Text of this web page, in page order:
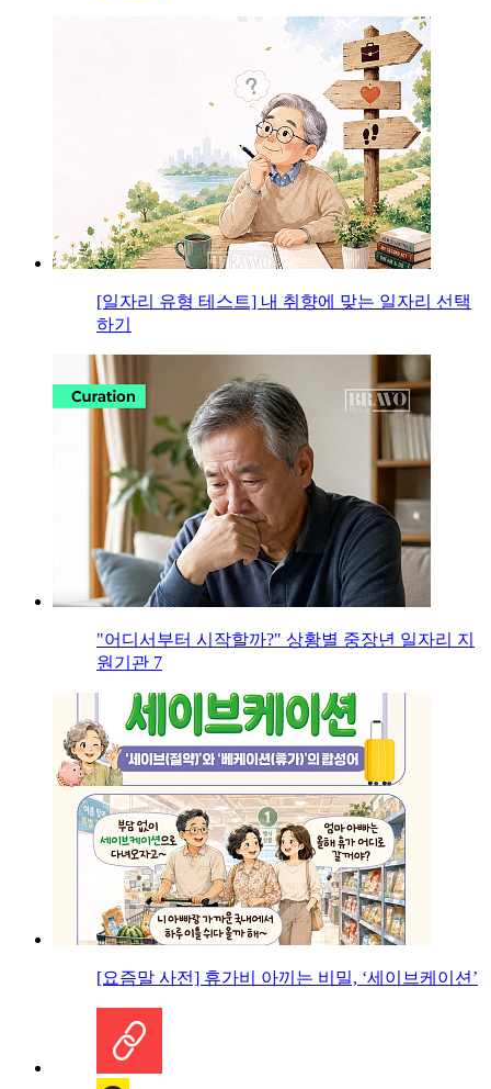
[일자리 유형 테스트] 내 취향에 맞는 일자리 선택
하기
"어디서부터 시작할까?" 상황별 중장년 일자리 지
원기관 7
[요즘말 사전] 휴가비 아끼는 비밀, ‘세이브케이션’